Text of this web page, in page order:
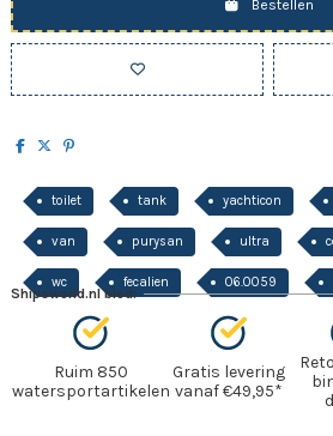
Bestellen
toilet tank yachticon
van purysan ultra
wc fecalien 06.0059
Shipsworld.nl bied:
Ruim 850
watersportartikelen
Gratis levering
vanaf €49,95*